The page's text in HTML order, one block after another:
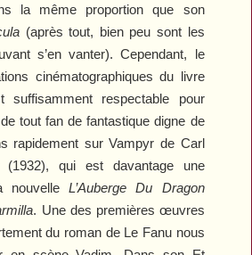
la même proportion que son
(après tout, bien peu sont les
s’en vanter). Cependant, le
cinématographiques du livre
respectable pour
tout fan de fantastique digne de
rapidement surVampyr de Carl
(1932), qui est davantage une
nouvelleL’Auberge Du Dragon
. Une des premières œuvres
du roman de Le Fanu nous